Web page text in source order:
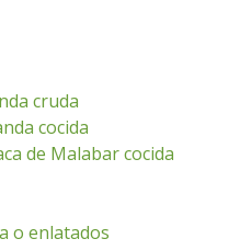
cruda
cocida
de Malabar cocida
o enlatados